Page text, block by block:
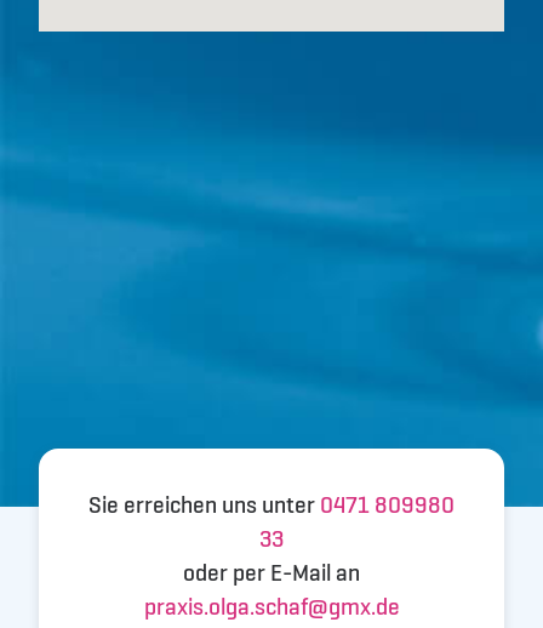
Sie erreichen uns unter 0471 809980
33
oder per E-Mail an
praxis.olga.schaf@gmx.de